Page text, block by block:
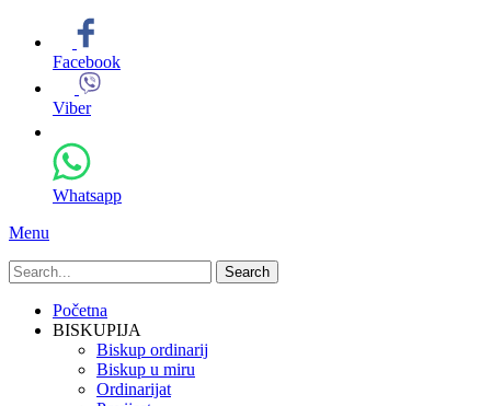
Facebook
Viber
Whatsapp
Menu
Search
for:
Primary
Menu
Skip
Početna
BISKUPIJA
Biskup ordinarij
Biskup u miru
Ordinarijat